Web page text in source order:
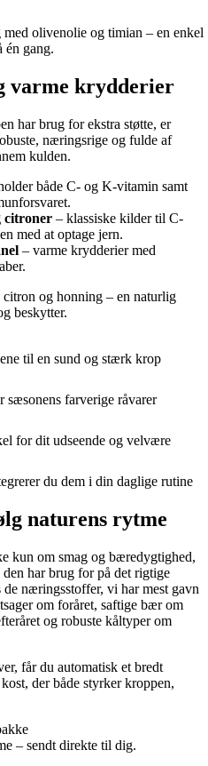
olivenolie og timian – en enkel
én gang.
varme krydderier
har brug for ekstra støtte, er
næringsrige og fulde af
kulden.
både C- og K-vitamin samt
citroner – klassiske kilder til C-
med at optage jern.
– varme krydderier med
og honning – en naturlig
beskytter.
til en sund og stærk krop
sæsonens farverige råvarer
for dit udseende og velvære
du dem i din daglige rutine
naturens rytme
kun om smag og bæredygtighed,
har brug for på det rigtige
næringsstoffer, vi har mest gavn
om foråret, saftige bær om
og robuste kåltyper om
får du automatisk et bredt
der både styrker kroppen,
– sendt direkte til dig.